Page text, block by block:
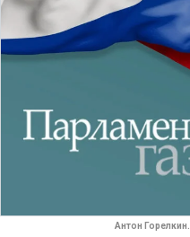
Антон Горелкин.